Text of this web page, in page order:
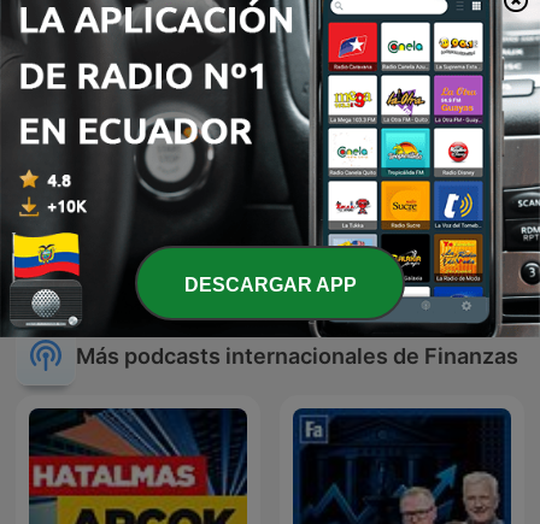
Brava! Ambato
Más podcasts internacionales de Finanzas
DESCARGAR APP